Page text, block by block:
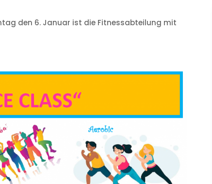
den 6. Januar ist die Fitnessabteilung mit